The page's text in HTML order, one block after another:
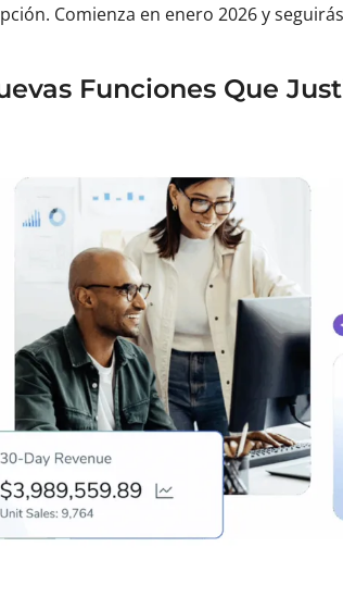
Comienza en enero 2026 y
Funciones Que